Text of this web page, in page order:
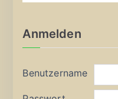
Anmelden
Benutzername